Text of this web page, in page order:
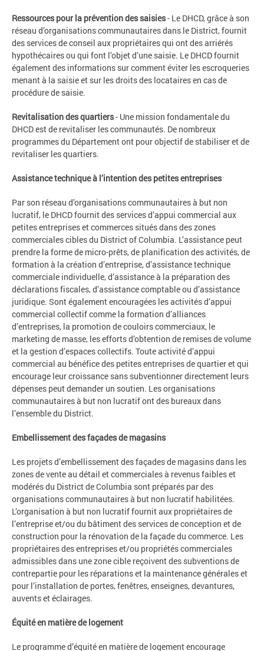
Ressources pour la prévention des saisies- Le DHCD, grâce à son
réseau d’organisations communautaires dans le District, fournit
des services de conseil aux propriétaires qui ont des arriérés
hypothécaires ou qui font l’objet d’une saisie. Le DHCD fournit
également des informations sur comment éviter les escroqueries
menant à la saisie et sur les droits des locataires en cas de
procédure de saisie.
Revitalisation des quartiers- Une mission fondamentale du
DHCD est de revitaliser les communautés. De nombreux
programmes du Département ont pour objectif de stabiliser et de
revitaliser les quartiers.
Assistance technique à l’intention des petites entreprises
Par son réseau d’organisations communautaires à but non
lucratif, le DHCD fournit des services d’appui commercial aux
petites entreprises et commerces situés dans des zones
commerciales cibles du District of Columbia. L’assistance peut
prendre la forme de micro-prêts, de planification des activités, de
formation à la création d’entreprise, d’assistance technique
commerciale individuelle, d’assistance à la préparation des
déclarations fiscales, d’assistance comptable ou d’assistance
juridique. Sont également encouragées les activités d’appui
commercial collectif comme la formation d’alliances
d’entreprises, la promotion de couloirs commerciaux, le
marketing de masse, les efforts d’obtention de remises de volume
et la gestion d’espaces collectifs. Toute activité d’appui
commercial au bénéfice des petites entreprises de quartier et qui
encourage leur croissance sans subventionner directement leurs
dépenses peut demander un soutien. Les organisations
communautaires à but non lucratif ont des bureaux dans
l’ensemble du District.
Embellissement des façades de magasins
Les projets d’embellissement des façades de magasins dans les
zones de vente au détail et commerciales à revenus faibles et
modérés du District de Columbia sont préparés par des
organisations communautaires à but non lucratif habilitées.
L’organisation à but non lucratif fournit aux propriétaires de
l’entreprise et/ou du bâtiment des services de conception et de
construction pour la rénovation de la façade du commerce. Les
propriétaires des entreprises et/ou propriétés commerciales
admissibles dans une zone cible reçoivent des subventions de
contrepartie pour les réparations et la maintenance générales et
pour l’installation de portes, fenêtres, enseignes, devantures,
auvents et éclairages.
Équité en matière de logement
Le programme d’équité en matière de logement encourage